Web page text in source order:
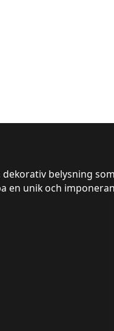
belysning
en unik och